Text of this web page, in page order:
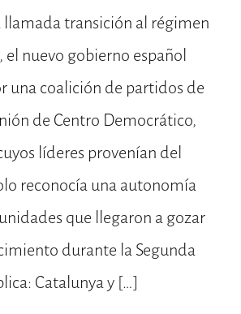
llamada transición al régimen
nuevo gobierno español
una coalición de partidos de
de Centro Democrático,
líderes provenían del
reconocía una autonomía
que llegaron a gozar
durante la Segunda
Catalunya y […]